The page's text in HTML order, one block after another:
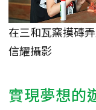
在三和瓦窯摸磚
信耀攝影
實現夢想的